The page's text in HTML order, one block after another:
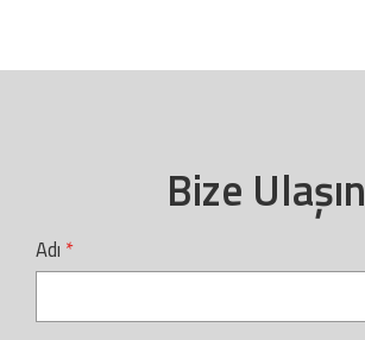
Bize Ulaşın
Adı